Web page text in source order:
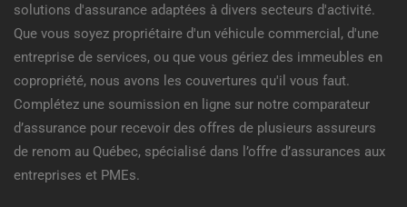
solutions d'assurance adaptées à divers secteurs d'activité.
Que vous soyez propriétaire d'un véhicule commercial, d'une
entreprise de services, ou que vous gériez des immeubles en
copropriété, nous avons les couvertures qu'il vous faut.
Complétez une soumission en ligne sur notre comparateur
d’assurance pour recevoir des offres de plusieurs assureurs
de renom au Québec, spécialisé dans l’offre d’assurances aux
entreprises et PMEs.